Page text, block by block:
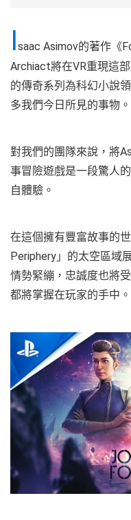
Isaac Asimov的著作《
Archiact將在VR重現這
的傳奇系列為科幻小說
多我們今日所見的事物。
對我們的團隊來說，將
事冒險遊戲是一段驚人
自體驗。
在這個擁有豐富故事的
Periphery」的太空區域
情勢緊繃，忠誠度也將
都將掌握在玩家的手中